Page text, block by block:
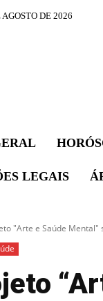
DE 2026
LEGAIS
"Arte e Saúde Mental"